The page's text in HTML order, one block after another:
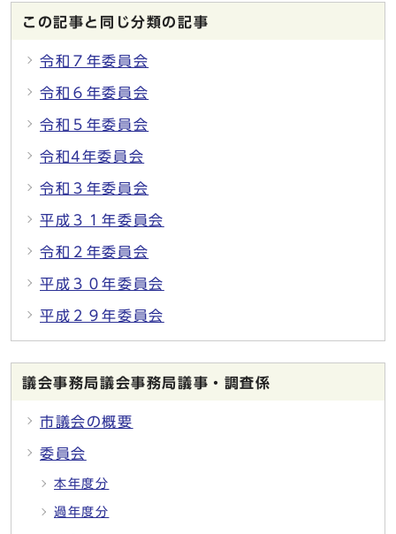
この記事と同じ分類の記事
令和７年委員会
令和６年委員会
令和５年委員会
令和4年委員会
令和３年委員会
平成３１年委員会
令和２年委員会
平成３０年委員会
平成２９年委員会
議会事務局議会事務局議事・調査係
市議会の概要
委員会
本年度分
過年度分